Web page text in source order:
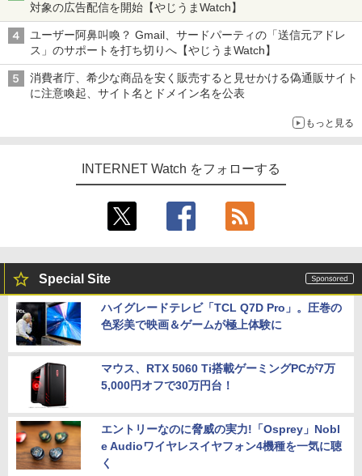
対象の広告配信を開始【やじうまWatch】
ユーザー阿鼻叫喚？ Gmail、サードパーティの「送信元アドレ
ス」のサポートを打ち切りへ【やじうまWatch】
消費者庁、希少な商品を安く販売すると見せかける偽通販サイト
に注意喚起、サイト名とドメイン名を公表
もっと見る
INTERNET Watch をフォローする
Special Site
ハイグレードテレビ「TCL Q7D Pro」。圧巻の
色彩美で映画＆ゲームが極上体験に
マウス、RTX 5060 Ti搭載ゲーミングPCが7万
5,000円オフで30万円台！
エントリーなのに脅威の実力!「Osprey」Nobl
e Audioワイヤレスイヤフォン4機種を一気に聴
く